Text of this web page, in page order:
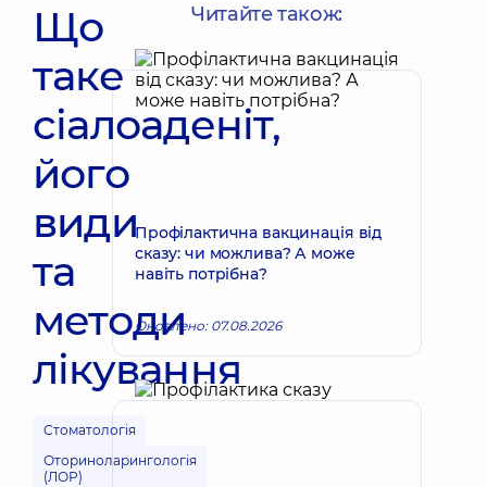
Що
таке
сіалоаденіт,
його
види
та
методи
лікування
Стоматологія
Оториноларингологія
(ЛОР)
Читайте також:
Профілактична вакцинація від
сказу: чи можлива? А може
навіть потрібна?
Оновлено: 07.08.2026